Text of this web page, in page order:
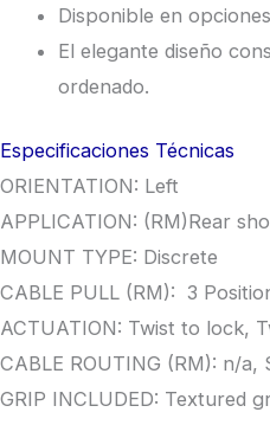
Disponible en
El elegante diseño
ordenado.
Especificaciones Técnicas
ORIENTATION: Left
APPLICATION: (RM)Rear
MOUNT TYPE: Discrete
CABLE PULL (RM): 3
ACTUATION: Twist to lock,
CABLE ROUTING (RM): n/a,
GRIP INCLUDED: Textured